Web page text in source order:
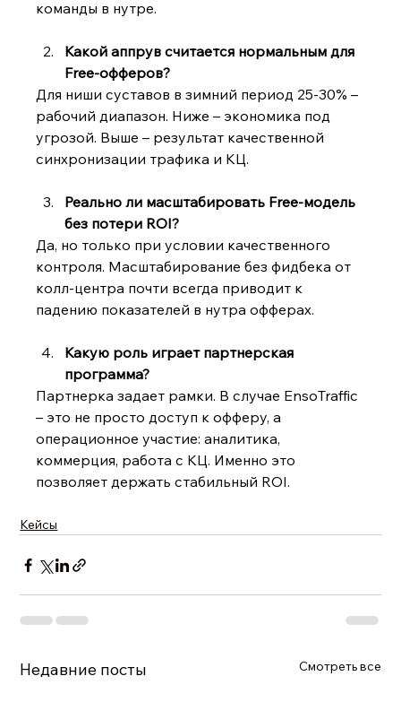
команды в нутре.
Какой аппрув считается нормальным для
Free-офферов?
Для ниши суставов в зимний период 25-30% –
рабочий диапазон. Ниже – экономика под
угрозой. Выше – результат качественной
синхронизации трафика и КЦ.
Реально ли масштабировать Free-модель
без потери ROI?
Да, но только при условии качественного
контроля. Масштабирование без фидбека от
колл-центра почти всегда приводит к
падению показателей в нутра офферах.
Какую роль играет партнерская
программа?
Партнерка задает рамки. В случае EnsoTraffic
– это не просто доступ к офферу, а
операционное участие: аналитика,
коммерция, работа с КЦ. Именно это
позволяет держать стабильный ROI.
Кейсы
Недавние посты Смотреть все